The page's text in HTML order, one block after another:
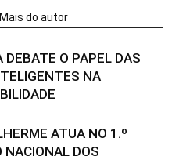
Mais do autor
DEBATE O PAPEL DAS
NA
ATUA NO 1.º
NACIONAL DOS